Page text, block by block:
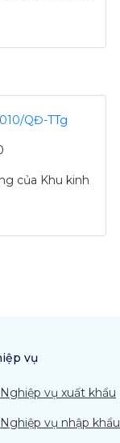
QĐ-TTg
của Khu kinh
vụ
Nghiệp vụ xuất khẩu
Nghiệp vụ nhập khẩu